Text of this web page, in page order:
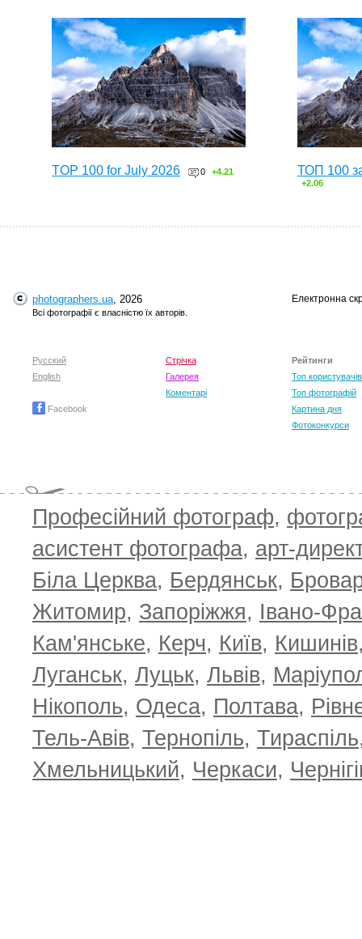
TOP 100 for July 2026 0 +4.21 ТОП 100
+2.06
TOP 100 for May 2026 0 +6.59 ТОП 100
+4.30
photographers.ua, 2026
Всі фотографії є власністю їх авторів.
Електронна
Русский
English
Facebook
Стрічка
Галерея
Коментарі
Рейтинги
Топ користувачів
Топ фотографій
Картина дня
Фотоконкурси
Професійний фотограф,
асистент фотографа, арт-
Біла Церква, Бердянськ,
Житомир, Запоріжжя, Івано-
Кам'янське, Керч, Київ, Кишинів
Луганськ, Луцьк, Львів,
Нікополь, Одеса, Полтава,
Тель-Авів, Тернопіль, Тираспіль
Хмельницький, Черкаси,